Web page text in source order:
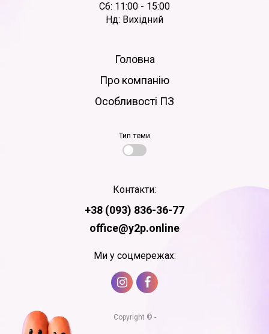
Сб: 11:00 - 15:00
Нд: Вихідний
Головна
Про компанію
Особливості ПЗ
Тип теми
Контакти:
+38 (093) 836-36-77
office@y2p.online
Ми у соцмережах:
Copyright © -